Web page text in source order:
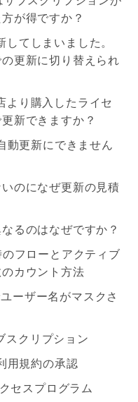
が得ですか？
てしまいました。
更新に切り替えられ
より購入したライセ
新できますか？
動更新にできません
のになぜ更新の見積
るのはなぜですか？
フローとアクティブ
カウント方法
ーザー名がマスクさ
スクリプション
用規約の承認
セスプログラム